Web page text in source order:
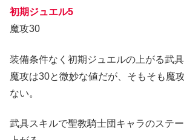
初期ジュエル5
魔攻30
装備条件なく初期ジュエルの上がる武具
魔攻は30と微妙な値だが、そもそも魔
ない。
武具スキルで聖教騎士団キャラのステ